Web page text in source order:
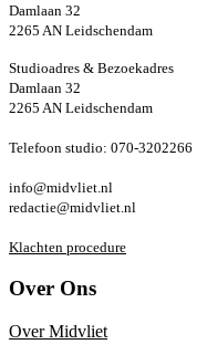
Damlaan 32
2265 AN Leidschendam
Studioadres & Bezoekadres
Damlaan 32
2265 AN Leidschendam
Telefoon studio: 070-3202266
info@midvliet.nl
redactie@midvliet.nl
Klachten procedure
Over Ons
Over Midvliet